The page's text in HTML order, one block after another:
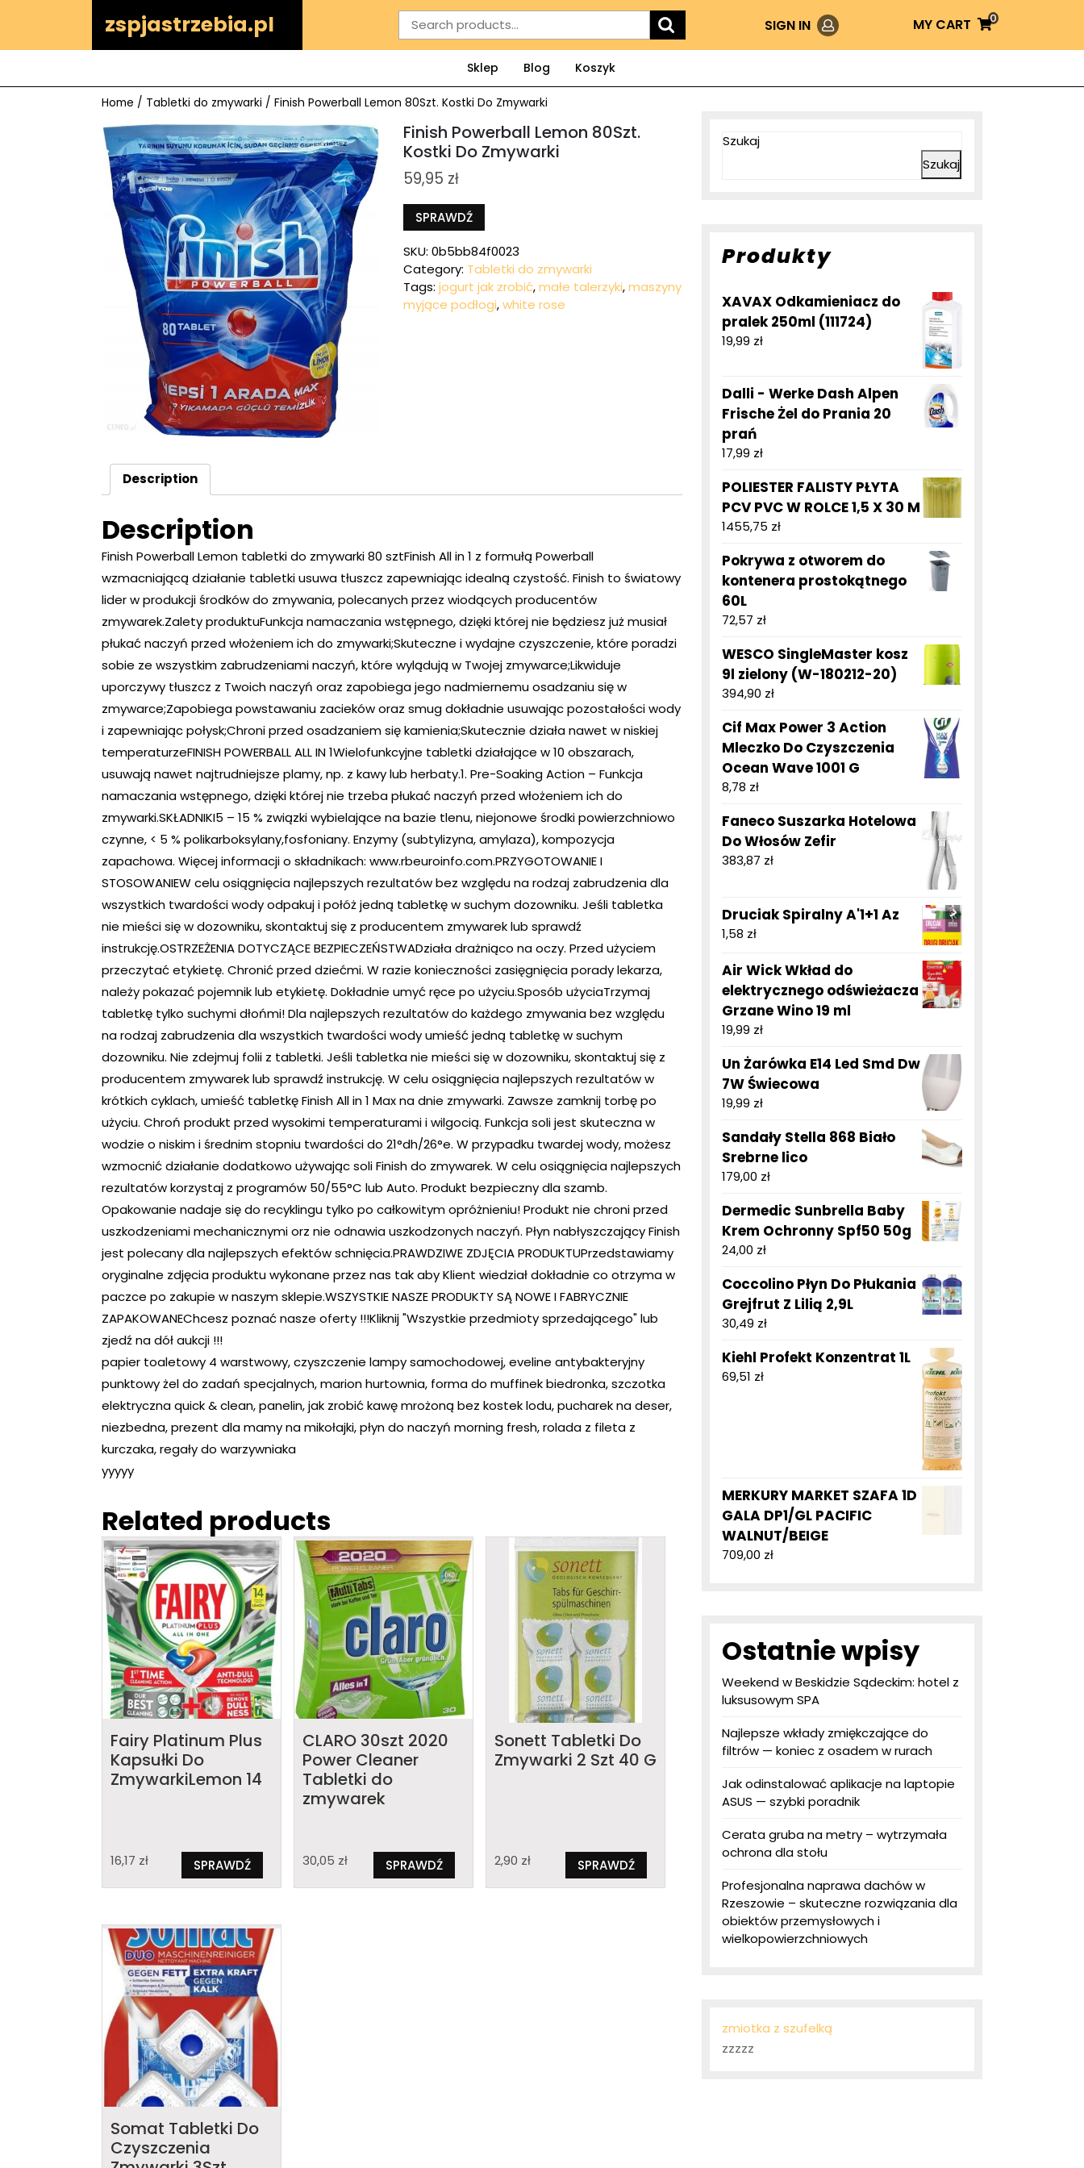
zspjastrzebia.pl
Search
for:
SIGN IN Login MY CART
MY
0
Sklep Blog Koszyk
Home / Tabletki do zmywarki / Finish Powerball Lemon 80Szt. Kostki Do Zmywarki
Finish Powerball Lemon 80Szt.
Kostki Do Zmywarki
59,95 zł
SPRAWDŹ
SKU:0b5bb84f0023
Category: Tabletki do zmywarki
Tags:jogurt jak zrobić,małe talerzyki,maszyny
myjące podłogi,white rose
Description
Description
Finish Powerball Lemon tabletki do zmywarki 80 sztFinish All in 1 z formułą Powerball
wzmacniającą działanie tabletki usuwa tłuszcz zapewniając idealną czystość. Finish to światowy
lider w produkcji środków do zmywania, polecanych przez wiodących producentów
zmywarek.Zalety produktuFunkcja namaczania wstępnego, dzięki której nie będziesz już musiał
płukać naczyń przed włożeniem ich do zmywarki;Skuteczne i wydajne czyszczenie, które poradzi
sobie ze wszystkim zabrudzeniami naczyń, które wylądują w Twojej zmywarce;Likwiduje
uporczywy tłuszcz z Twoich naczyń oraz zapobiega jego nadmiernemu osadzaniu się w
zmywarce;Zapobiega powstawaniu zacieków oraz smug dokładnie usuwając pozostałości wody
i zapewniając połysk;Chroni przed osadzaniem się kamienia;Skutecznie działa nawet w niskiej
temperaturzeFINISH POWERBALL ALL IN 1Wielofunkcyjne tabletki działające w 10 obszarach,
usuwają nawet najtrudniejsze plamy, np. z kawy lub herbaty.1. Pre-Soaking Action – Funkcja
namaczania wstępnego, dzięki której nie trzeba płukać naczyń przed włożeniem ich do
zmywarki.SKŁADNIKI5 – 15 % związki wybielające na bazie tlenu, niejonowe środki powierzchniowo
czynne, < 5 % polikarboksylany,fosfoniany. Enzymy (subtylizyna, amylaza), kompozycja
zapachowa. Więcej informacji o składnikach: www.rbeuroinfo.com.PRZYGOTOWANIE I
STOSOWANIEW celu osiągnięcia najlepszych rezultatów bez względu na rodzaj zabrudzenia dla
wszystkich twardości wody odpakuj i połóż jedną tabletkę w suchym dozowniku. Jeśli tabletka
nie mieści się w dozowniku, skontaktuj się z producentem zmywarek lub sprawdź
instrukcję.OSTRZEŻENIA DOTYCZĄCE BEZPIECZEŃSTWADziała drażniąco na oczy. Przed użyciem
przeczytać etykietę. Chronić przed dziećmi. W razie konieczności zasięgnięcia porady lekarza,
należy pokazać pojemnik lub etykietę. Dokładnie umyć ręce po użyciu.Sposób użyciaTrzymaj
tabletkę tylko suchymi dłońmi! Dla najlepszych rezultatów do każdego zmywania bez względu
na rodzaj zabrudzenia dla wszystkich twardości wody umieść jedną tabletkę w suchym
dozowniku. Nie zdejmuj folii z tabletki. Jeśli tabletka nie mieści się w dozowniku, skontaktuj się z
producentem zmywarek lub sprawdź instrukcję. W celu osiągnięcia najlepszych rezultatów w
krótkich cyklach, umieść tabletkę Finish All in 1 Max na dnie zmywarki. Zawsze zamknij torbę po
użyciu. Chroń produkt przed wysokimi temperaturami i wilgocią. Funkcja soli jest skuteczna w
wodzie o niskim i średnim stopniu twardości do 21°dh/26°e. W przypadku twardej wody, możesz
wzmocnić działanie dodatkowo używając soli Finish do zmywarek. W celu osiągnięcia najlepszych
rezultatów korzystaj z programów 50/55°C lub Auto. Produkt bezpieczny dla szamb.
Opakowanie nadaje się do recyklingu tylko po całkowitym opróżnieniu! Produkt nie chroni przed
uszkodzeniami mechanicznymi orz nie odnawia uszkodzonych naczyń. Płyn nabłyszczający Finish
jest polecany dla najlepszych efektów schnięcia.PRAWDZIWE ZDJĘCIA PRODUKTUPrzedstawiamy
oryginalne zdjęcia produktu wykonane przez nas tak aby Klient wiedział dokładnie co otrzyma w
paczce po zakupie w naszym sklepie.WSZYSTKIE NASZE PRODUKTY SĄ NOWE I FABRYCZNIE
ZAPAKOWANEChcesz poznać nasze oferty !!!Kliknij "Wszystkie przedmioty sprzedającego" lub
zjedź na dół aukcji !!!
papier toaletowy 4 warstwowy, czyszczenie lampy samochodowej, eveline antybakteryjny
punktowy żel do zadań specjalnych, marion hurtownia, forma do muffinek biedronka, szczotka
elektryczna quick & clean, panelin, jak zrobić kawę mrożoną bez kostek lodu, pucharek na deser,
niezbedna, prezent dla mamy na mikołajki, płyn do naczyń morning fresh, rolada z fileta z
kurczaka, regały do warzywniaka
yyyyy
Related products
Fairy Platinum Plus
Kapsułki Do
ZmywarkiLemon 14
16,17 zł SPRAWDŹ
CLARO 30szt 2020
Power Cleaner
Tabletki do
zmywarek
30,05 zł SPRAWDŹ
Sonett Tabletki Do
Zmywarki 2 Szt 40 G
2,90 zł SPRAWDŹ
Somat Tabletki Do
Czyszczenia
Szukaj
Szukaj
Produkty
XAVAX Odkamieniacz do
pralek 250ml (111724)
19,99 zł
Dalli - Werke Dash Alpen
Frische Żel do Prania 20
prań
17,99 zł
POLIESTER FALISTY PŁYTA
PCV PVC W ROLCE 1,5 X 30 M
1455,75 zł
Pokrywa z otworem do
kontenera prostokątnego
60L
72,57 zł
WESCO SingleMaster kosz
9l zielony (W-180212-20)
394,90 zł
Cif Max Power 3 Action
Mleczko Do Czyszczenia
Ocean Wave 1001 G
8,78 zł
Faneco Suszarka Hotelowa
Do Włosów Zefir
383,87 zł
Druciak Spiralny A'1+1 Az
1,58 zł
Air Wick Wkład do
elektrycznego odświeżacza
Grzane Wino 19 ml
19,99 zł
Un Żarówka E14 Led Smd Dw
7W Świecowa
19,99 zł
Sandały Stella 868 Biało
Srebrne lico
179,00 zł
Dermedic Sunbrella Baby
Krem Ochronny Spf50 50g
24,00 zł
Coccolino Płyn Do Płukania
Grejfrut Z Lilią 2,9L
30,49 zł
Kiehl Profekt Konzentrat 1L
69,51 zł
MERKURY MARKET SZAFA 1D
GALA DP1/GL PACIFIC
WALNUT/BEIGE
709,00 zł
Ostatnie wpisy
Weekend w Beskidzie Sądeckim: hotel z
luksusowym SPA
Najlepsze wkłady zmiękczające do
filtrów — koniec z osadem w rurach
Jak odinstalować aplikacje na laptopie
ASUS — szybki poradnik
Cerata gruba na metry – wytrzymała
ochrona dla stołu
Profesjonalna naprawa dachów w
Rzeszowie – skuteczne rozwiązania dla
obiektów przemysłowych i
wielkopowierzchniowych
zmiotka z szufelką
zzzzz